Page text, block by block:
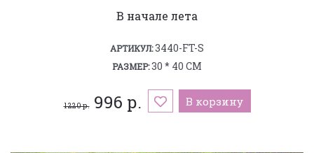
В начале лета
АРТИКУЛ:3440-FT-S
РАЗМЕР:30 * 40 СМ
1 220 р.996 р. В корзину